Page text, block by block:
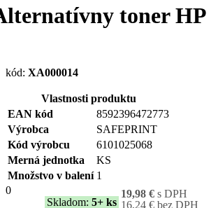
toner HP
kód: XA000014
Vlastnosti produktu
EAN kód
8592396472773
Výrobca
SAFEPRINT
Kód výrobcu
6101025068
Merná jednotka
KS
Množstvo v balení 1
19,98 € s DPH
16,24 € bez DPH
Skladom: 5+ ks
0